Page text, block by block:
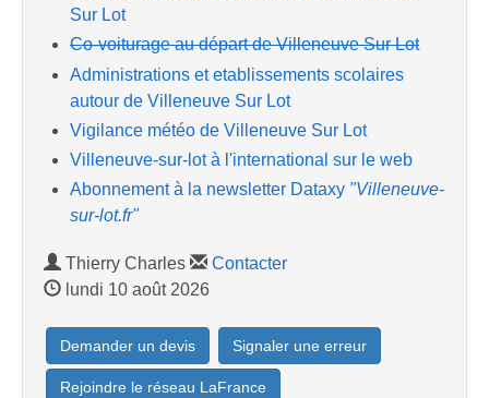
Sur Lot
Co-voiturage au départ de Villeneuve Sur Lot
Administrations et etablissements scolaires
autour de Villeneuve Sur Lot
Vigilance météo de Villeneuve Sur Lot
Villeneuve-sur-lot à l'international sur le web
Abonnement à la newsletter Dataxy "Villeneuve-
sur-lot.fr"
Thierry Charles
Contacter
lundi 10 août 2026
Demander un devis Signaler une erreur
Rejoindre le réseau LaFrance